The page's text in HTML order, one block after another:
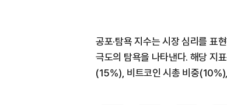
공포·탐욕 지수는 시장 심리를 표
극도의 탐욕을 나타낸다. 해당
(15%), 비트코인 시총 비중